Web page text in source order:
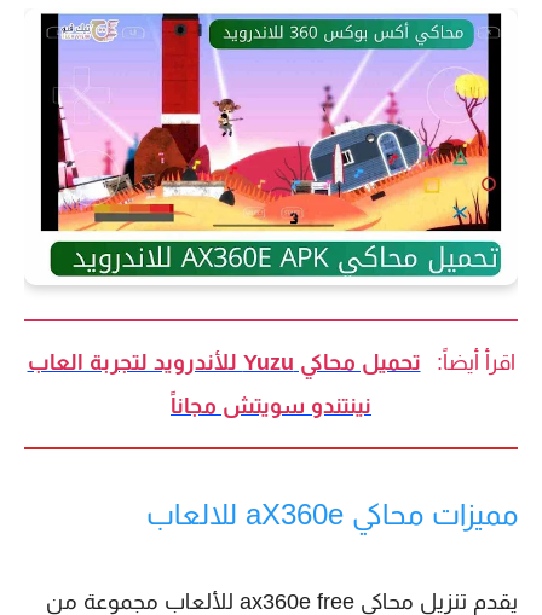
اقرأ أيضاً:
تحميل محاكي Yuzu للأندرويد لتجربة العاب
نينتندو سويتش مجاناً
مميزات محاكي aX360e للالعاب
يقدم تنزيل محاكي ax360e free للألعاب مجموعة من